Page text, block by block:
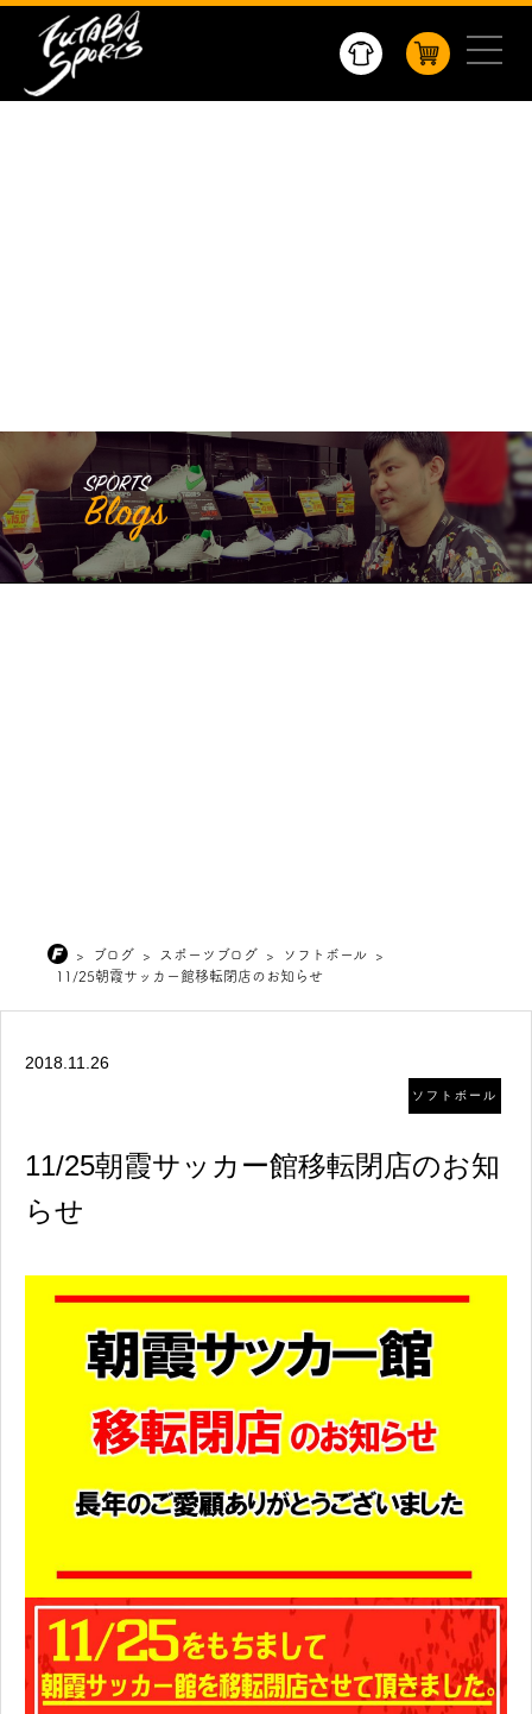
> ブログ > スポーツブログ > ソフトボール
>
11/25朝霞サッカー館移転閉店のお知らせ
2018.11.26
ソフトボール
11/25朝霞サッカー館移転閉店のお知
らせ